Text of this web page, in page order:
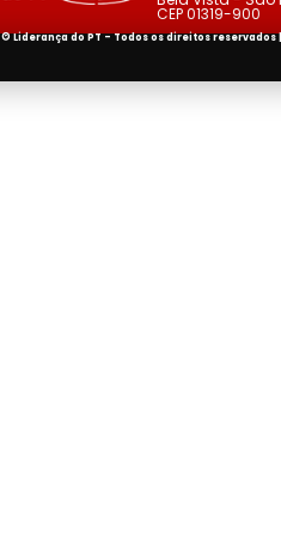
CEP 01319-900
© Liderança do PT - Todos os direitos reservados